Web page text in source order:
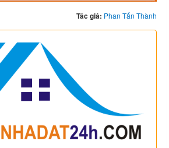
Tác giả: Phan Tấn Thành